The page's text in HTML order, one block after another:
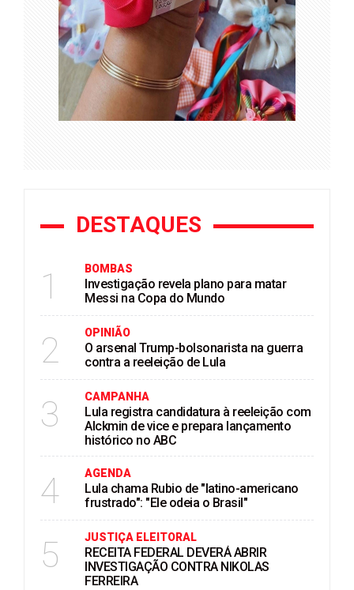
DESTAQUES
1 BOMBAS
Investigação revela plano para matar
Messi na Copa do Mundo
2 OPINIÃO
O arsenal Trump-bolsonarista na guerra
contra a reeleição de Lula
3 CAMPANHA
Lula registra candidatura à reeleição com
Alckmin de vice e prepara lançamento
histórico no ABC
4 AGENDA
Lula chama Rubio de "latino-americano
frustrado": "Ele odeia o Brasil"
5 JUSTIÇA ELEITORAL
RECEITA FEDERAL DEVERÁ ABRIR
INVESTIGAÇÃO CONTRA NIKOLAS
FERREIRA